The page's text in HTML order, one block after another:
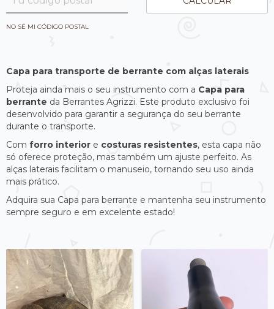
NO SÉ MI CÓDIGO POSTAL
Capa para transporte de berrante com alças laterais
Proteja ainda mais o seu instrumento com a Capa para
berrante da Berrantes Agrizzi. Este produto exclusivo foi
desenvolvido para garantir a segurança do seu berrante
durante o transporte.
Com forro interior e costuras resistentes, esta capa não
só oferece proteção, mas também um ajuste perfeito. As
alças laterais facilitam o manuseio, tornando seu uso ainda
mais prático.
Adquira sua Capa para berrante e mantenha seu instrumento
sempre seguro e em excelente estado!